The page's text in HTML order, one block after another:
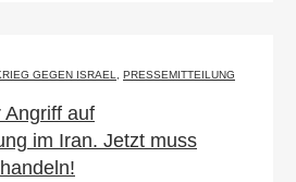
GEGEN ISRAEL PRESSEMITTEILUNG
Angriff auf
im Iran. Jetzt muss